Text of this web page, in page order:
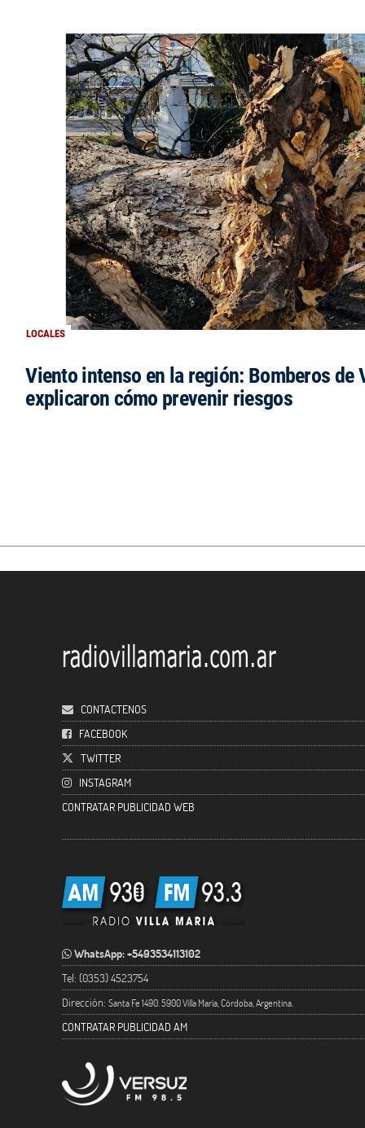
LOCALES
Viento intenso en la región: Bomberos de
explicaron cómo prevenir riesgos
CONTACTENOS
FACEBOOK
TWITTER
INSTAGRAM
CONTRATAR PUBLICIDAD WEB
WhatsApp: +5493534113102
Tel: (0353) 4523754
Dirección: Santa Fe 1490. 5900 Villa María, Córdoba, Argentina.
CONTRATAR PUBLICIDAD AM